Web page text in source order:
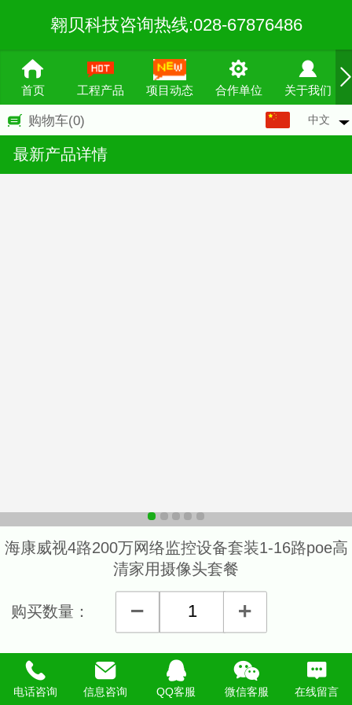
翱贝科技咨询热线:028-67876486
首页 工程产品 项目动态 合作单位 关于我们
购物车(0) 中文
最新产品详情
海康威视4路200万网络监控设备套装1-16路poe高
清家用摄像头套餐
购买数量：
详细说明
电话咨询 信息咨询 QQ客服 微信客服 在线留言